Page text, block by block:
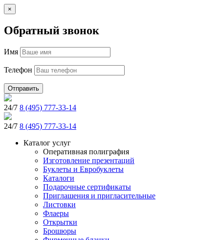
×
Обратный звонок
Имя
Телефон
Отправить
24/7 8 (495) 777-33-14
24/7 8 (495) 777-33-14
Каталог услуг
Оперативная полиграфия
Изготовление презентаций
Буклеты и Eвробуклеты
Каталоги
Подарочные сертификаты
Приглашения и пригласительные
Листовки
Флаеры
Открытки
Брошюры